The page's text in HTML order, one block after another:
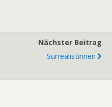
Nächster Beitrag
Surrealistinnen